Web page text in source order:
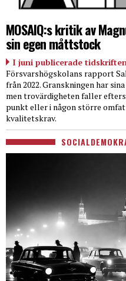
MOSAIQ:s kritik av
sin egen måttstock
I juni publicerade
Försvarshögskolans rapport
från 2022. Granskningen har
men trovärdigheten faller
punkt eller i någon större
kvalitetskrav.